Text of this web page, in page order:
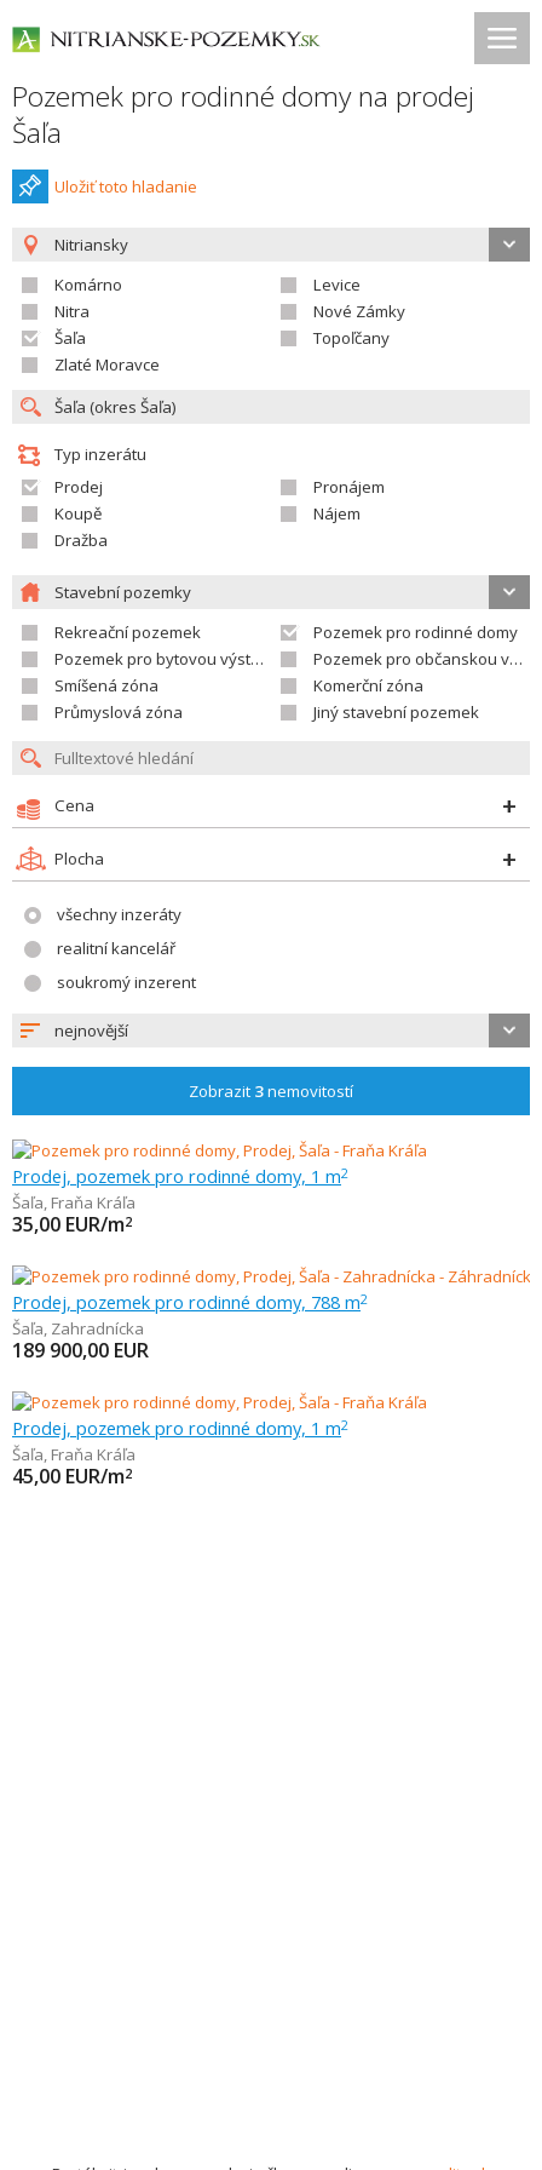
Pozemek pro rodinné domy na prodej
Šaľa
Uložiť toto hladanie
Nitriansky
Komárno
Levice
Nitra
Nové Zámky
Šaľa
Topoľčany
Zlaté Moravce
Typ inzerátu
Prodej
Pronájem
Koupě
Nájem
Dražba
Stavební pozemky
Rekreační pozemek
Pozemek pro rodinné domy
Pozemek pro bytovou výstavbu
Pozemek pro občanskou vybavenost
Smíšená zóna
Komerční zóna
Průmyslová zóna
Jiný stavební pozemek
Cena
Plocha
všechny inzeráty
realitní kancelář
soukromý inzerent
nejnovější
Zobrazit 3nemovitostí
Prodej, pozemek pro rodinné domy, 1 m2
Šaľa, Fraňa Kráľa
35,00 EUR/m2
Prodej, pozemek pro rodinné domy, 788 m2
Šaľa, Zahradnícka
189 900,00 EUR
Prodej, pozemek pro rodinné domy, 1 m2
Šaľa, Fraňa Kráľa
45,00 EUR/m2